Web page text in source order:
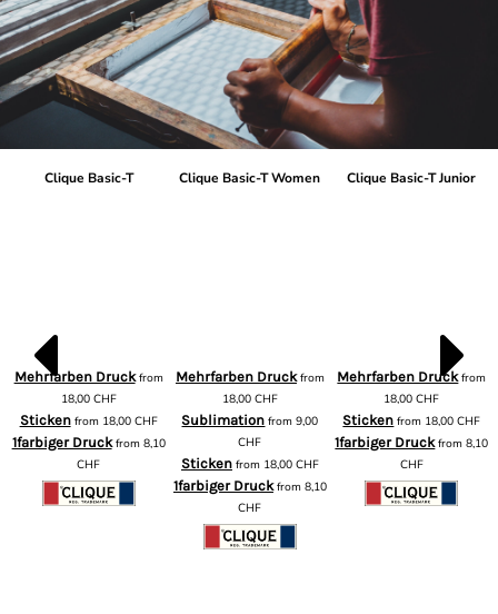
Clique Basic-T
Mehrfarben Druckfrom
18,00 CHF
Stickenfrom 18,00 CHF
1farbiger Druckfrom 8,10
CHF
Clique Basic-T Women
Mehrfarben Druckfrom
18,00 CHF
Sublimation from9,00
CHF
Stickenfrom 18,00 CHF
1farbiger Druckfrom 8,10
CHF
Clique Basic-T Junior
Mehrfarben Druckfrom
18,00CHF
Sticken from 18,00CHF
1farbiger Druckfrom8,10
CHF